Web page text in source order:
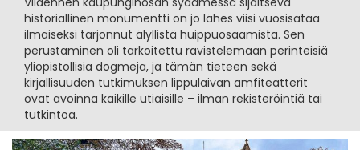
historiallinen monumentti on jo lähes viisi vuosisataa
ilmaiseksi tarjonnut älyllistä huippuosaamista. Sen
perustaminen oli tarkoitettu ravistelemaan perinteisiä
yliopistollisia dogmeja, ja tämän tieteen sekä
kirjallisuuden tutkimuksen lippulaivan amfiteatterit
ovat avoinna kaikille utiaisille – ilman rekisteröintiä tai
tutkintoa.